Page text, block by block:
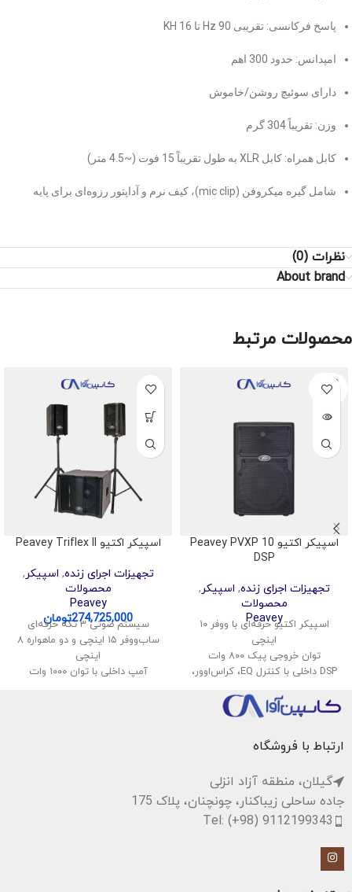
پاسخ فرکانسی: تقریبی 90 Hz تا 16 KH
امپدانس: حدود 300 اهم
دارای سوئیچ روشن/خاموش
وزن: تقریباً 304 گرم
کابل همراه: کابل XLR به طول تقریباً 15 فوت (~4.5 متر)
شامل گیره میکروفن (mic clip)، کیف نرم و آداپتور رزوه‌ای برای پایه
نظرات (0)
About brand
محصولات مرتبط
SOLD
OUT
اسپیکر اکتیو Peavey PVXP 10
DSP
تجهیزات اجرای زنده, اسپیکر,
محصولات
Peavey
اسپیکر اکتیو حرفه‌ای با ووفر ۱۰
اینچی
توان خروجی پیک ۸۰۰ وات
DSP داخلی با کنترل EQ، کراس‌اوور،
ورودی‌های کمبو XLR و TRS
قابل نصب روی پایه یا استفاده
مناسب برای اجرا، سخنرانی و فضای
اسپیکر اکتیو Peavey Triflex II
تجهیزات اجرای زنده, اسپیکر,
محصولات
Peavey
274,725,000تومان
سیستم صوتی ۳ تکه حرفه‌ای
ساب‌ووفر ۱۵ اینچی و دو ماهواره ۸
اینچی
آمپ داخلی با توان ۱۰۰۰ وات
ارتباط با فروشگاه
گیلان، منطقه آزاد انزلی
جاده ساحلی زیباکنار، چونچنان، پلاک 175
Tel: (+98) 9112199343